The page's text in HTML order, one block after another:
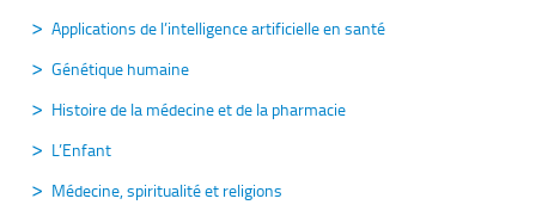
Applications de l’intelligence artificielle en santé
Génétique humaine
Histoire de la médecine et de la pharmacie
L’Enfant
Médecine, spiritualité et religions